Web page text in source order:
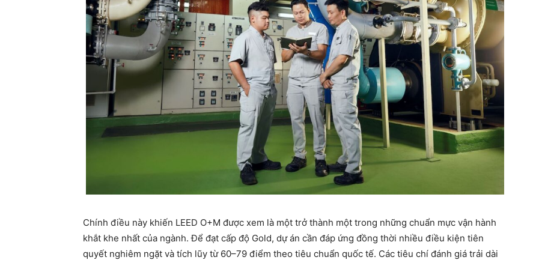
Chính điều này khiến LEED O+M được xem là một trở thành một trong những chuẩn mực vận hành
khắt khe nhất của ngành. Để đạt cấp độ Gold, dự án cần đáp ứng đồng thời nhiều điều kiện tiên
quyết nghiêm ngặt và tích lũy từ 60–79 điểm theo tiêu chuẩn quốc tế. Các tiêu chí đánh giá trải dài